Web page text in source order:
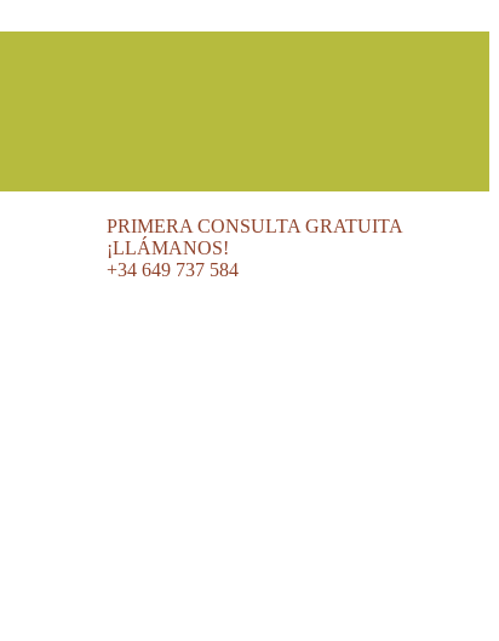
PRIMERA CONSULTA GRATUITA
¡LLÁMANOS!
+34 649 737 584